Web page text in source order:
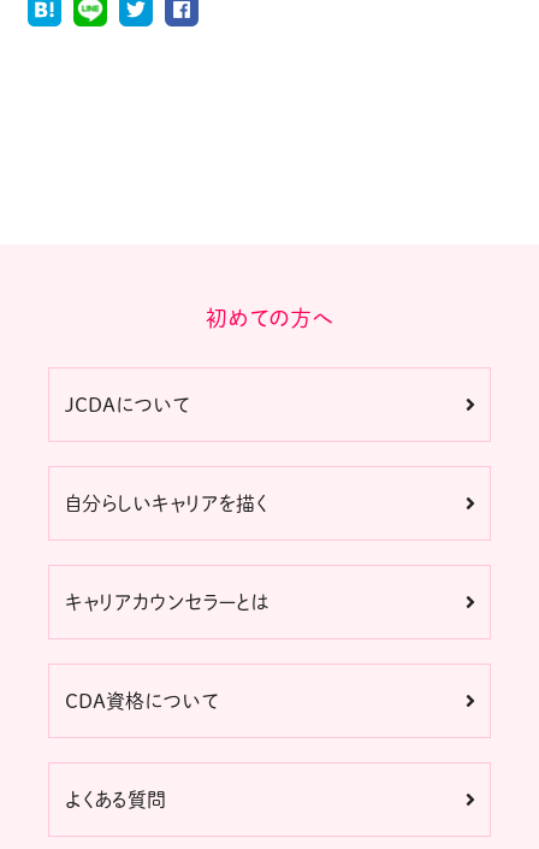
初めての方へ
JCDAについて
自分らしいキャリアを描く
キャリアカウンセラーとは
CDA資格について
よくある質問